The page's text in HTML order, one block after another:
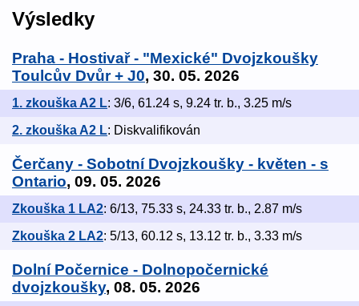
Výsledky
Praha - Hostivař - "Mexické" Dvojzkoušky
Toulcův Dvůr + J0, 30. 05. 2026
1. zkouška A2 L: 3/6, 61.24 s, 9.24 tr. b., 3.25 m/s
2. zkouška A2 L: Diskvalifikován
Čerčany - Sobotní Dvojzkoušky - květen - s
Ontario, 09. 05. 2026
Zkouška 1 LA2: 6/13, 75.33 s, 24.33 tr. b., 2.87 m/s
Zkouška 2 LA2: 5/13, 60.12 s, 13.12 tr. b., 3.33 m/s
Dolní Počernice - Dolnopočernické
dvojzkoušky, 08. 05. 2026